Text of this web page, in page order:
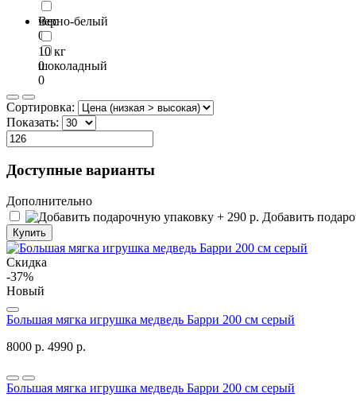
черно-белый
0
шоколадный
0
Вес
10 кг
0
Сортировка:
Показать:
Доступные варианты
Дополнительно
Добавить
Купить
Скидка
-37%
Новый
Большая мягка игрушка медведь Барри 200 см серый
8000 р. 4990 р.
Большая мягка игрушка медведь Барри 200 см серый